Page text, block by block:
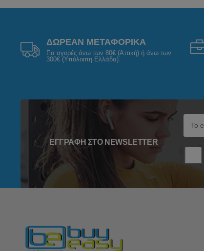
ΔΩΡΕΑΝ ΜΕΤΑΦΟΡΙΚΑ
Για αγορές άνω των 80€ (Αττική) ή άνω των
300€ (Υπόλοιπη Ελλάδα).
ΕΓΓΡΑΦΉ ΣΤΟ NEWSLETTER